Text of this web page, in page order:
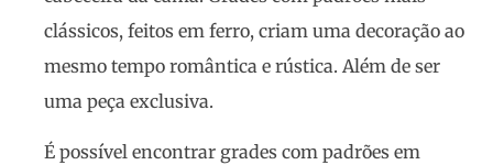
clássicos, feitos em ferro, criam uma decoração ao
mesmo tempo romântica e rústica. Além de ser
uma peça exclusiva.
É possível encontrar grades com padrões em